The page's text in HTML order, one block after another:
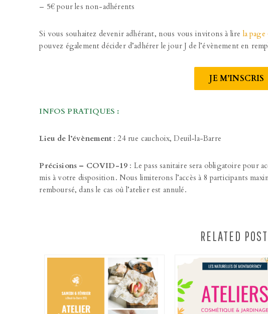
– 5€ pour les non-adhérents
Si vous souhaitez devenir adhérant, nous vous invitons à lire la page
pouvez également décider d’adhérer le jour J de l’évènement en
JE M’INSCRIS
INFOS PRATIQUES :
Lieu de l’évènement: 24 rue cauchoix, Deuil-la-Barre
Précisions – COVID-19 : Le pass sanitaire sera obligatoire pour
mis à votre disposition. Nous limiterons l’accès à 8 participants
remboursé, dans le cas où l’atelier est annulé.
RELATED